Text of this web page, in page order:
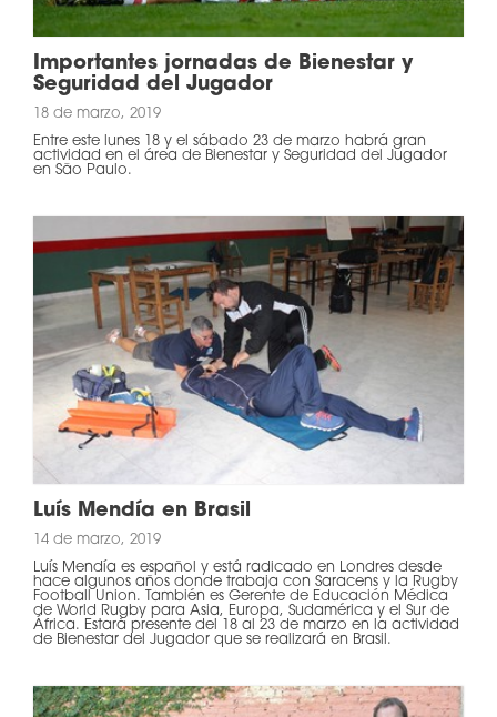
Importantes jornadas de Bienestar y
Seguridad del Jugador
18 de marzo, 2019
Entre este lunes 18 y el sábado 23 de marzo habrá gran
actividad en el área de Bienestar y Seguridad del Jugador
en São Paulo.
Luís Mendía en Brasil
14 de marzo, 2019
Luís Mendía es español y está radicado en Londres desde
hace algunos años donde trabaja con Saracens y la Rugby
Football Union. También es Gerente de Educación Médica
de World Rugby para Asia, Europa, Sudamérica y el Sur de
África. Estará presente del 18 al 23 de marzo en la actividad
de Bienestar del Jugador que se realizará en Brasil.